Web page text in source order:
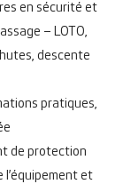
en sécurité et
– LOTO,
descente
pratiques,
de protection
l’équipement et